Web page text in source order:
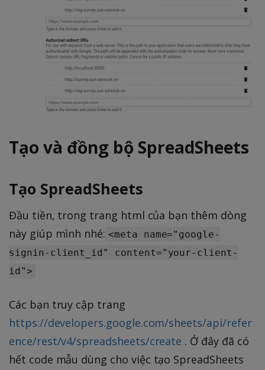
Tạo và đồng bộ SpreadSheets
Tạo SpreadSheets
Đầu tiền, trong trang html của bạn thêm dòng
này giúp mình nhé: <meta name="google-
signin-client_id" content="your-client-
id">
Các bạn truy cập trang
https://developers.google.com/sheets/api/refer
ence/rest/v4/spreadsheets/create . Ở đây đã có
hết code mẫu dùng cho việc tạo SpreadSheets